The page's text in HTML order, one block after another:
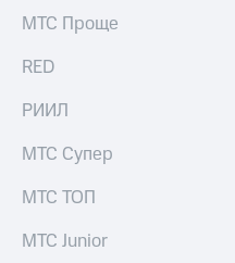
Рынок
о
именных
Другое
МТС Проще
RED
РИИЛ
МТС Супер
МТС ТОП
МТС Junior